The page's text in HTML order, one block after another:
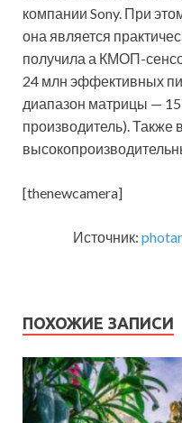
компании Sony. При
она является
получила а КМОП-
24 млн эффективных
диапазон матрицы — 15
производитель). Также
[thenewcamera]
Источник:
ПОХОЖИЕ ЗАПИСИ